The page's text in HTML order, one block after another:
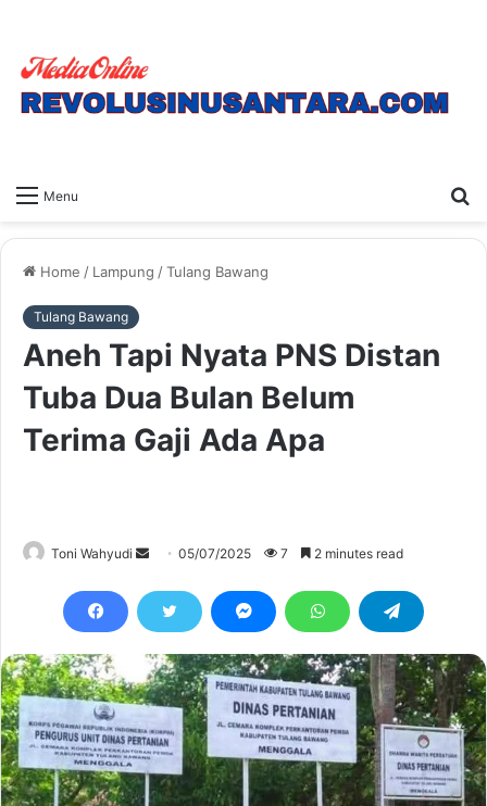
Menu
Home / Lampung /Tulang Bawang
Tulang Bawang
Aneh Tapi Nyata PNS Distan
Tuba Dua Bulan Belum
Terima Gaji Ada Apa
Toni Wahyudi
Send
email
05/07/2025 7 2 minutes read